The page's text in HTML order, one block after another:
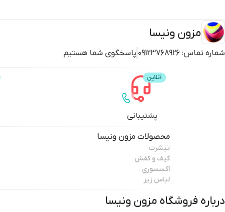
مزون ونیسا
شماره تماس: 09123768926 پاسخگوی شما هستیم
پشتیبانی
محصولاتمزون ونیسا
تیشرت
کیف و کفش
اکسسوری
لباس زیر
درباره فروشگاه مزون ونیسا